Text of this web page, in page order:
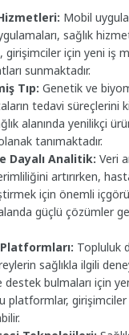
Mobil
sağlık
girişimciler için yeni iş
sunmaktadır.
Tıp: Genetik ve
tedavi süreçlerini
alanında yenilikçi
tanımaktadır.
Dayalı Analitik: Veri
artırırken,
için önemli
güçlü çözümler
Topluluk
sağlıkla ilgili
destek bulmaları için
platformlar,